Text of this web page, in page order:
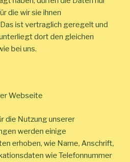
die wir sie ihnen
ist vertraglich geregelt und
dort den gleichen
bei uns.
Webseite
die Nutzung unserer
werden einige
erhoben, wie Name, Anschrift,
wie Telefonnummer